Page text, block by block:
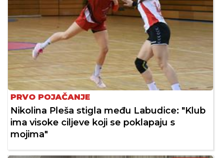
PRVO POJAČANJE
Nikolina Pleša stigla među Labudice: "Klub
ima visoke ciljeve koji se poklapaju s
mojima"